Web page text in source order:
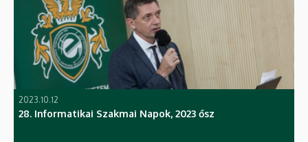
2023.10.12
28. Informatikai Szakmai Napok, 2023 ősz